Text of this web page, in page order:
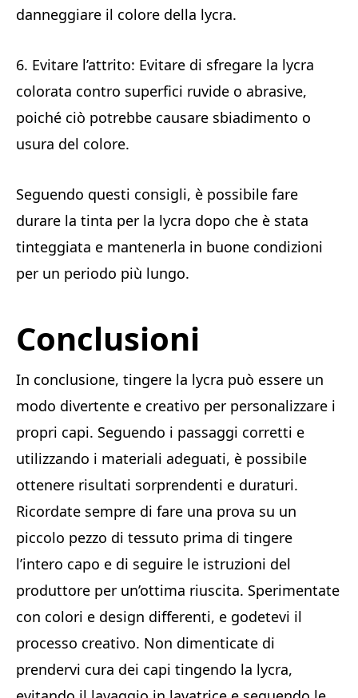
danneggiare il colore della lycra.
6. Evitare l’attrito: Evitare di sfregare la lycra
colorata contro superfici ruvide o abrasive,
poiché ciò potrebbe causare sbiadimento o
usura del colore.
Seguendo questi consigli, è possibile fare
durare la tinta per la lycra dopo che è stata
tinteggiata e mantenerla in buone condizioni
per un periodo più lungo.
Conclusioni
In conclusione, tingere la lycra può essere un
modo divertente e creativo per personalizzare i
propri capi. Seguendo i passaggi corretti e
utilizzando i materiali adeguati, è possibile
ottenere risultati sorprendenti e duraturi.
Ricordate sempre di fare una prova su un
piccolo pezzo di tessuto prima di tingere
l’intero capo e di seguire le istruzioni del
produttore per un’ottima riuscita. Sperimentate
con colori e design differenti, e godetevi il
processo creativo. Non dimenticate di
prendervi cura dei capi tingendo la lycra,